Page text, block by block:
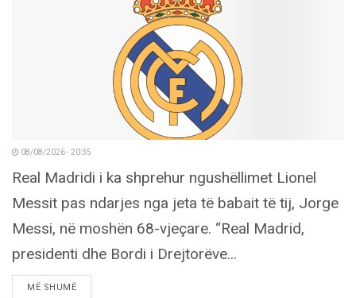
08/08/2026 - 20:35
Real Madridi i ka shprehur ngushëllimet Lionel
Messit pas ndarjes nga jeta të babait të tij, Jorge
Messi, në moshën 68-vjeçare. “Real Madrid,
presidenti dhe Bordi i Drejtorëve...
MË SHUMËDETAILS